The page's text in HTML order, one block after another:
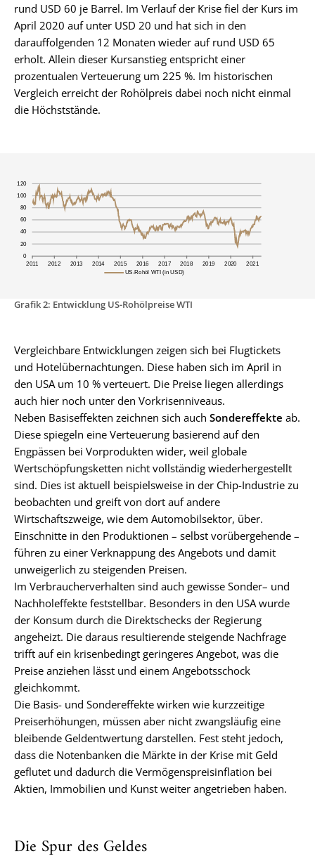
rund USD 60 je Barrel. Im Verlauf der Krise fiel der Kurs im
April 2020 auf unter USD 20 und hat sich in den
darauffolgenden 12 Monaten wieder auf rund USD 65
erholt. Allein dieser Kursanstieg entspricht einer
prozentualen Verteuerung um 225 %. Im historischen
Vergleich erreicht der Rohölpreis dabei noch nicht einmal
die Höchststände.
Grafik 2: Entwicklung US-Rohölpreise WTI
Vergleichbare Entwicklungen zeigen sich bei Flugtickets
und Hotelübernachtungen. Diese haben sich im April in
den USA um 10 % verteuert. Die Preise liegen allerdings
auch hier noch unter den Vorkrisenniveaus.
Neben Basiseffekten zeichnen sich auchSondereffekte ab.
Diese spiegeln eine Verteuerung basierend auf den
Engpässen bei Vorprodukten wider, weil globale
Wertschöpfungsketten nicht vollständig wiederhergestellt
sind. Dies ist aktuell beispielsweise in der Chip-Industrie zu
beobachten und greift von dort auf andere
Wirtschaftszweige, wie dem Automobilsektor, über.
Einschnitte in den Produktionen – selbst vorübergehende –
führen zu einer Verknappung des Angebots und damit
unweigerlich zu steigenden Preisen.
Im Verbraucherverhalten sind auch gewisse Sonder– und
Nachholeffekte feststellbar. Besonders in den USA wurde
der Konsum durch die Direktschecks der Regierung
angeheizt. Die daraus resultierende steigende Nachfrage
trifft auf ein krisenbedingt geringeres Angebot, was die
Preise anziehen lässt und einem Angebotsschock
gleichkommt.
Die Basis- und Sondereffekte wirken wie kurzzeitige
Preiserhöhungen, müssen aber nicht zwangsläufig eine
bleibende Geldentwertung darstellen. Fest steht jedoch,
dass die Notenbanken die Märkte in der Krise mit Geld
geflutet und dadurch die Vermögenspreisinflation bei
Aktien, Immobilien und Kunst weiter angetrieben haben.
Die Spur des Geldes